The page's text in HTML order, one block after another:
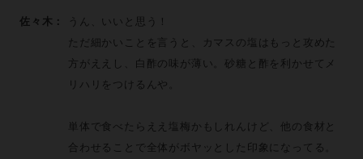
佐々木：
うん、いいと思う！
ただ細かいことを言うと、カマスの塩はもっと攻めた
方がええし、白酢の味が薄い。砂糖と酢を利かせてメ
リハリをつけるんや。
単体で食べたらええ塩梅かもしれんけど、他の食材と
合わせることで全体がボヤッとした印象になってる。